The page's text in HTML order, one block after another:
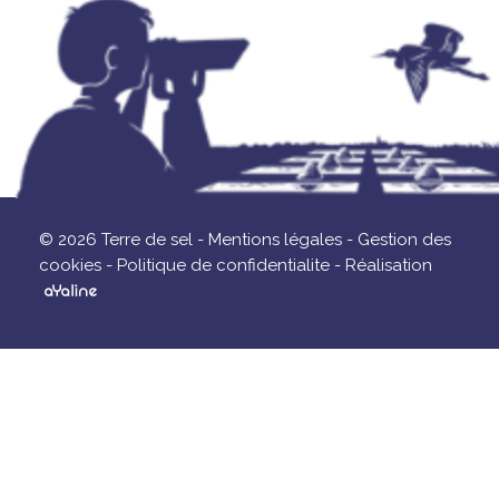
© 2026 Terre de sel - Mentions légales - Gestion des
cookies - Politique de confidentialite - Réalisation